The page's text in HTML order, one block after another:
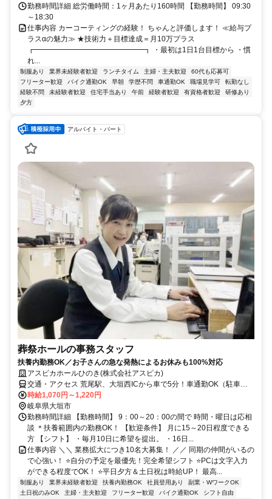
勤務時間詳細 総労働時間：1ヶ月あたり160時間 【勤務時間】 09:30
～18:30
仕事内容 カーコーティングの経験！ ちゃんと評価します！ ≪給与プ
ラスαの魅力≫ ★技術力＋目標達成＝月10万プラス
┏━━━━━━━━━━━━━━━┓ ・最初は1日1台目標から ・慣
れ...
制服あり 業界未経験者歓迎 ランチタイム 主婦・主夫歓迎
60代も応募可
フリーター歓迎
バイク通勤OK 早朝 学歴不問 車通勤OK 職場見学可
転勤なし
経験不問
未経験者歓迎 住宅手当あり 午前 経験者歓迎 有資格者歓迎
研修あり
夕方
アルバイト・パート
葬祭ホールの事務スタッフ
扶養内勤務OK／お子さんの急な発熱によるお休みも100%対応
アスピカホールひのき(株式会社アスピカ)
交通・アクセス 荒尾駅、大垣西ICから車で5分！車通勤OK（駐車場
完備）
時給1,070円～1,220円
岐阜県大垣市
勤務時間詳細 【勤務時間】 9：00～20：00の間で 時間・曜日は応相
談 ＊扶養範囲内の勤務OK！ 【歓迎条件】 月に15～20日程度できる
方 【シフト】 ・毎月10日に希望を提出。 ・16日...
仕事内容 ＼＼ 業務拡大につき10名大募集！ ／／ 同期の仲間がいるの
で心強い！ ⭐自分の予定を最優先！完全希望シフト ⭐PCは文字入力
ができる程度でOK！ ⭐平日夕方＆土日祝は時給UP！ 最高...
制服あり 業界未経験者歓迎 扶養内勤務OK 社員登用あり
副業・WワークOK
土日祝のみOK
主婦・主夫歓迎 フリーター歓迎 バイク通勤OK
シフト自由